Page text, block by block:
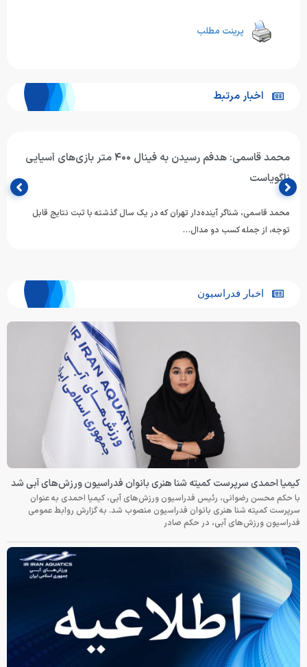
پرینت مطلب
اخبار مرتبط
محمد قاسمی: هدفم رسیدن به فینال ۴۰۰ متر بازی‌های آسیایی
ناگویاست
محمد قاسمی، شناگر آینده‌دار تهران که در یک سال گذشته با ثبت نتایج قابل
توجه، از جمله کسب دو مدال…
اخبار فدراسیون
کیمیا احمدی سرپرست کمیته شنا هنری بانوان فدراسیون ورزش‌های آبی شد
با حکم محسن رضوانی، رئیس فدراسیون ورزش‌های آبی، کیمیا احمدی به عنوان
سرپرست کمیته شنا هنری بانوان فدراسیون منصوب شد. به گزارش روابط عمومی
فدراسیون ورزش‌های آبی، در حکم صادر